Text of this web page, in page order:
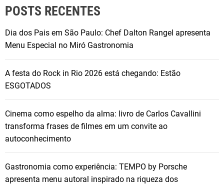
POSTS RECENTES
Dia dos Pais em São Paulo: Chef Dalton Rangel apresenta
Menu Especial no Miró Gastronomia
A festa do Rock in Rio 2026 está chegando: Estão
ESGOTADOS
Cinema como espelho da alma: livro de Carlos Cavallini
transforma frases de filmes em um convite ao
autoconhecimento
Gastronomia como experiência: TEMPO by Porsche
apresenta menu autoral inspirado na riqueza dos